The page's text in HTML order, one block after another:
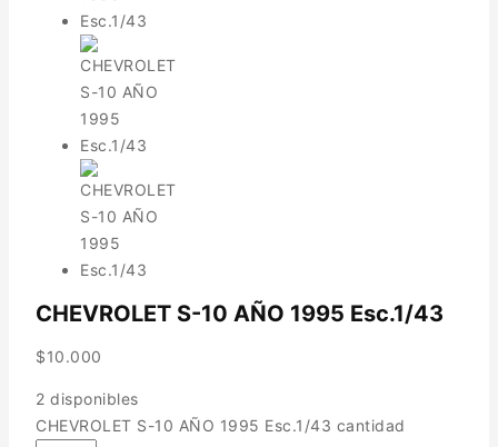
CHEVROLET S-10 AÑO 1995 Esc.1/43
$10.000
2 disponibles
CHEVROLET S-10 AÑO 1995 Esc.1/43 cantidad